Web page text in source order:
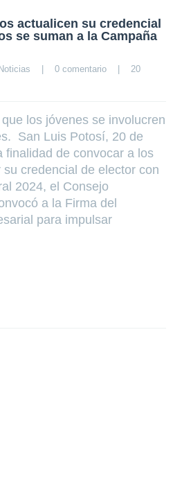
actualicen su credencial
se suman a la Campaña
| 0 comentario |
20
los jóvenes se involucren
San Luis Potosí, 20 de
finalidad de convocar a los
credencial de elector con
2024, el Consejo
a la Firma del
para impulsar